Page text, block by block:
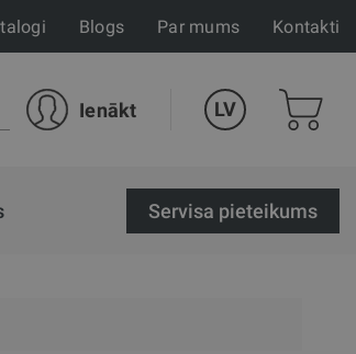
Blogs Par mums Kontakti
Ienākt LV
Servisa pieteikums